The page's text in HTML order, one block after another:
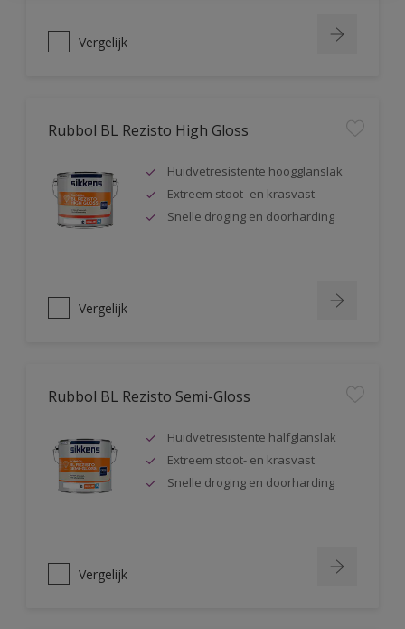
Vergelijk
Rubbol BL Rezisto High Gloss
Huidvetresistente hoogglanslak
Extreem stoot- en krasvast
Snelle droging en doorharding
Vergelijk
Rubbol BL Rezisto Semi-Gloss
Huidvetresistente halfglanslak
Extreem stoot- en krasvast
Snelle droging en doorharding
Vergelijk